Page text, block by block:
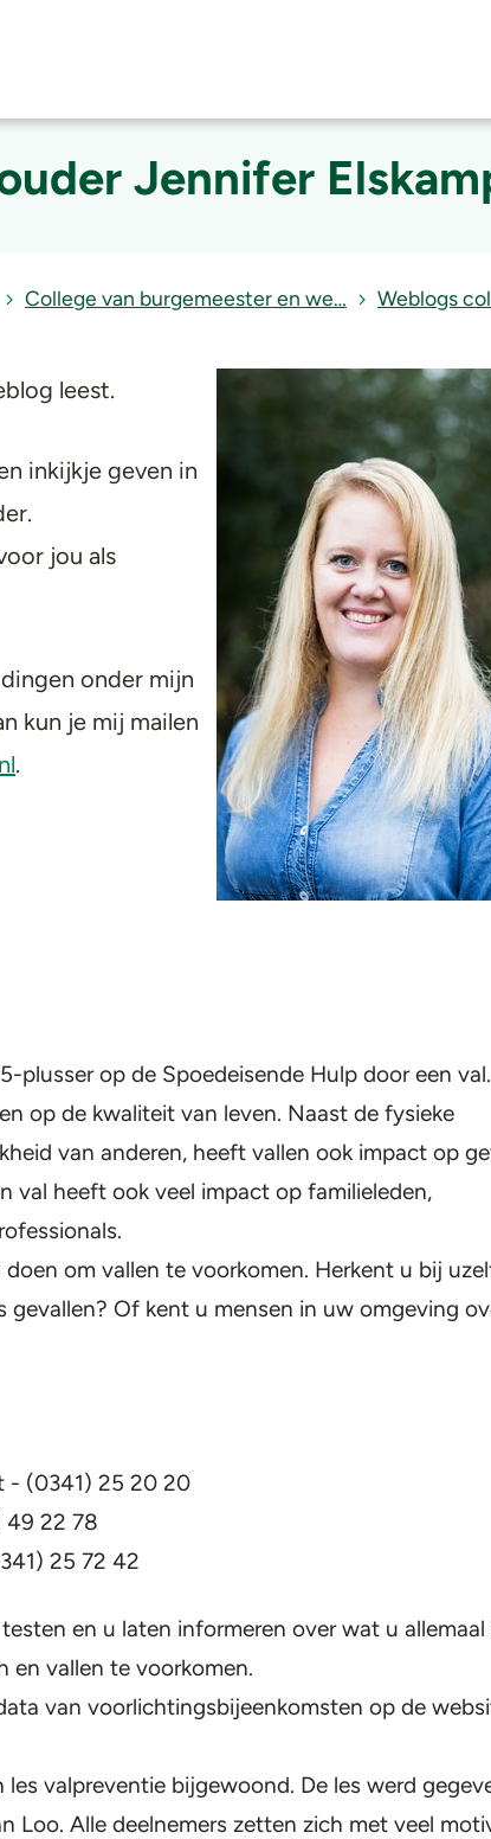
Jennifer
College van burgemeester en we… Weblogs
leest.
inkijkje geven in
jou als
onder mijn
kun je mij mailen
.
plusser op de Spoedeisende Hulp door een
op de kwaliteit van leven. Naast de fysieke
van anderen, heeft vallen ook impact op
val heeft ook veel impact op familieleden,
doen om vallen te voorkomen. Herkent u bij
gevallen? Of kent u mensen in uw omgeving
- (0341) 25 20 20
49 22 78
25 72 42
en u laten informeren over wat u
en vallen te voorkomen.
van voorlichtingsbijeenkomsten op de
valpreventie bijgewoond. De les werd
Loo. Alle deelnemers zetten zich met veel